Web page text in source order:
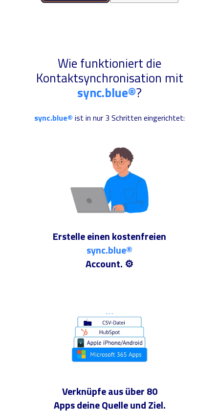
Wie funktioniert die
Kontaktsynchronisation mit
sync.blue®?
sync.blue® ist in nur 3 Schritten eingerichtet:
Erstelle einen kostenfreien
sync.blue®
Account. ⚙️
Verknüpfe aus über 80
Apps deine Quelle und Ziel.